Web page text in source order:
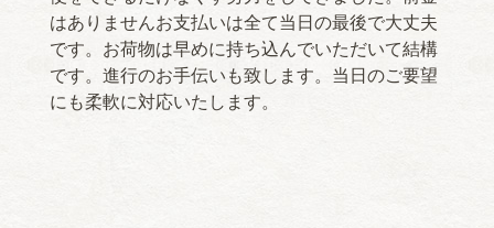
はありませんお支払いは全て当日の最後で大丈夫
です。お荷物は早めに持ち込んでいただいて結構
です。進行のお手伝いも致します。当日のご要望
にも柔軟に対応いたします。